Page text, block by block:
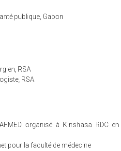
publique, Gabon
RSA
RSA
organisé à Kinshasa RDC en
pour la faculté de médecine